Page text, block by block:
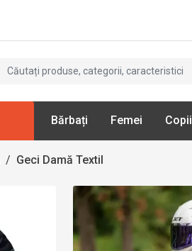
Bărbați Femei Copii
/ Geci Damă Textil